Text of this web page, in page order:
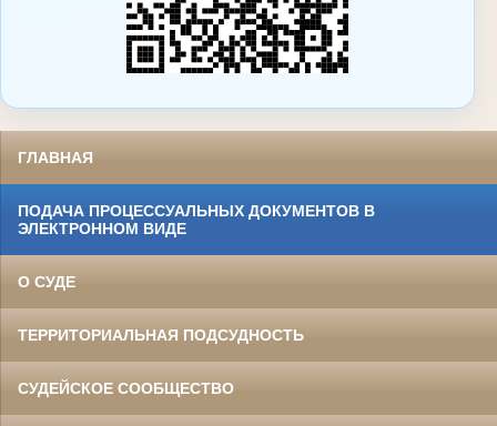
ГЛАВНАЯ
ПОДАЧА ПРОЦЕССУАЛЬНЫХ ДОКУМЕНТОВ В
ЭЛЕКТРОННОМ ВИДЕ
О СУДЕ
ТЕРРИТОРИАЛЬНАЯ ПОДСУДНОСТЬ
СУДЕЙСКОЕ СООБЩЕСТВО